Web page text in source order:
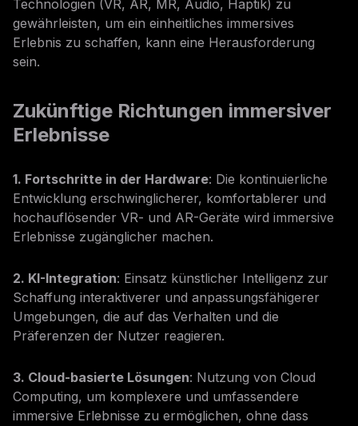
Technologien (VR, AR, MR, Audio, Haptik) zu
gewährleisten, um ein einheitliches immersives
Erlebnis zu schaffen, kann eine Herausforderung
sein.
Zukünftige Richtungen immersiver
Erlebnisse
1. Fortschritte in der Hardware: Die kontinuierliche
Entwicklung erschwinglicherer, komfortablerer und
hochauflösender VR- und AR-Geräte wird immersive
Erlebnisse zugänglicher machen.
2. KI-Integration: Einsatz künstlicher Intelligenz zur
Schaffung interaktiverer und anpassungsfähigerer
Umgebungen, die auf das Verhalten und die
Präferenzen der Nutzer reagieren.
3. Cloud-basierte Lösungen: Nutzung von Cloud
Computing, um komplexere und umfassendere
immersive Erlebnisse zu ermöglichen, ohne dass